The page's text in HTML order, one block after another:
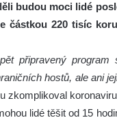
budou moci lidé
částkou 220 tisíc
připravený
hostů, ale ani
zkomplikoval
lidé těšit od 15